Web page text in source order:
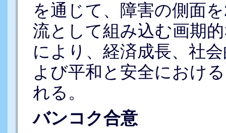
を通じて、障害の側面
流として組み込む画期
により、経済成長、社
よび平和と安全におけ
れる。
バンコク合意